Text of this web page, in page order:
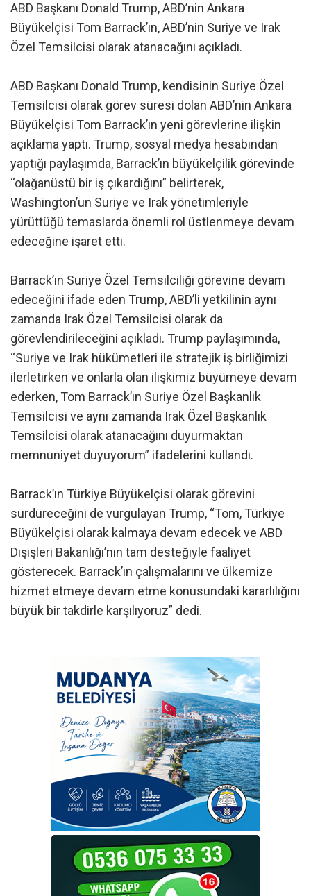
ABD Başkanı Donald Trump, ABD’nin Ankara
Büyükelçisi Tom Barrack’ın, ABD’nin Suriye ve Irak
Özel Temsilcisi olarak atanacağını açıkladı.
ABD Başkanı Donald Trump, kendisinin Suriye Özel
Temsilcisi olarak görev süresi dolan ABD’nin Ankara
Büyükelçisi Tom Barrack’ın yeni görevlerine ilişkin
açıklama yaptı. Trump, sosyal medya hesabından
yaptığı paylaşımda, Barrack’ın büyükelçilik görevinde
“olağanüstü bir iş çıkardığını” belirterek,
Washington’un Suriye ve Irak yönetimleriyle
yürüttüğü temaslarda önemli rol üstlenmeye devam
edeceğine işaret etti.
Barrack’ın Suriye Özel Temsilciliği görevine devam
edeceğini ifade eden Trump, ABD’li yetkilinin aynı
zamanda Irak Özel Temsilcisi olarak da
görevlendirileceğini açıkladı. Trump paylaşımında,
“Suriye ve Irak hükümetleri ile stratejik iş birliğimizi
ilerletirken ve onlarla olan ilişkimiz büyümeye devam
ederken, Tom Barrack’ın Suriye Özel Başkanlık
Temsilcisi ve aynı zamanda Irak Özel Başkanlık
Temsilcisi olarak atanacağını duyurmaktan
memnuniyet duyuyorum” ifadelerini kullandı.
Barrack’ın Türkiye Büyükelçisi olarak görevini
sürdüreceğini de vurgulayan Trump, “Tom, Türkiye
Büyükelçisi olarak kalmaya devam edecek ve ABD
Dışişleri Bakanlığı’nın tam desteğiyle faaliyet
gösterecek. Barrack’ın çalışmalarını ve ülkemize
hizmet etmeye devam etme konusundaki kararlılığını
büyük bir takdirle karşılıyoruz” dedi.